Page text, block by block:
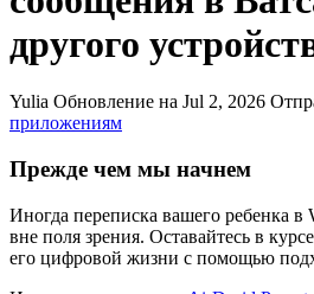
другого
Yulia Обновление на Jul 2, 2026
приложениям
Прежде чем мы начнем
Иногда переписка вашего ребенка в
вне поля зрения. Оставайтесь в
его цифровой жизни с помощью